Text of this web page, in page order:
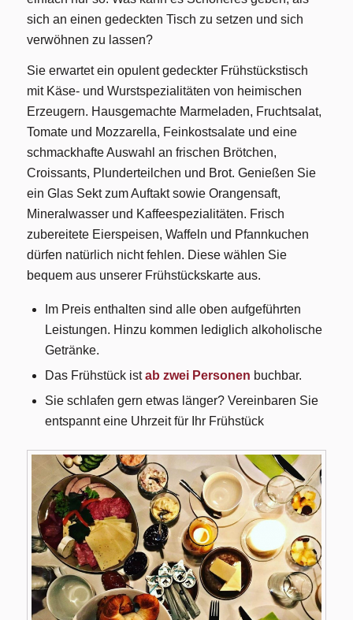
sich an einen gedeckten Tisch zu setzen und sich
verwöhnen zu lassen?
Sie erwartet ein opulent gedeckter Frühstückstisch
mit Käse- und Wurstspezialitäten von heimischen
Erzeugern. Hausgemachte Marmeladen, Fruchtsalat,
Tomate und Mozzarella, Feinkostsalate und eine
schmackhafte Auswahl an frischen Brötchen,
Croissants, Plunderteilchen und Brot. Genießen Sie
ein Glas Sekt zum Auftakt sowie Orangensaft,
Mineralwasser und Kaffeespezialitäten. Frisch
zubereitete Eierspeisen, Waffeln und Pfannkuchen
dürfen natürlich nicht fehlen. Diese wählen Sie
bequem aus unserer Frühstückskarte aus.
Im Preis enthalten sind alle oben aufgeführten
Leistungen. Hinzu kommen lediglich alkoholische
Getränke.
Das Frühstück istab zwei Personen buchbar.
Sie schlafen gern etwas länger? Vereinbaren Sie
entspannt eine Uhrzeit für Ihr Frühstück